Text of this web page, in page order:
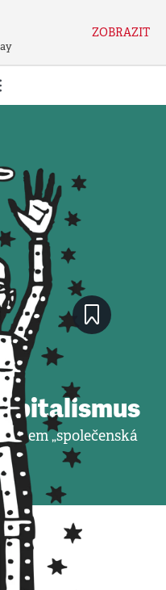
ZOBRAZIT
„společenská